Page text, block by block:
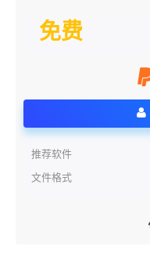
免费
推荐软件
文件格式